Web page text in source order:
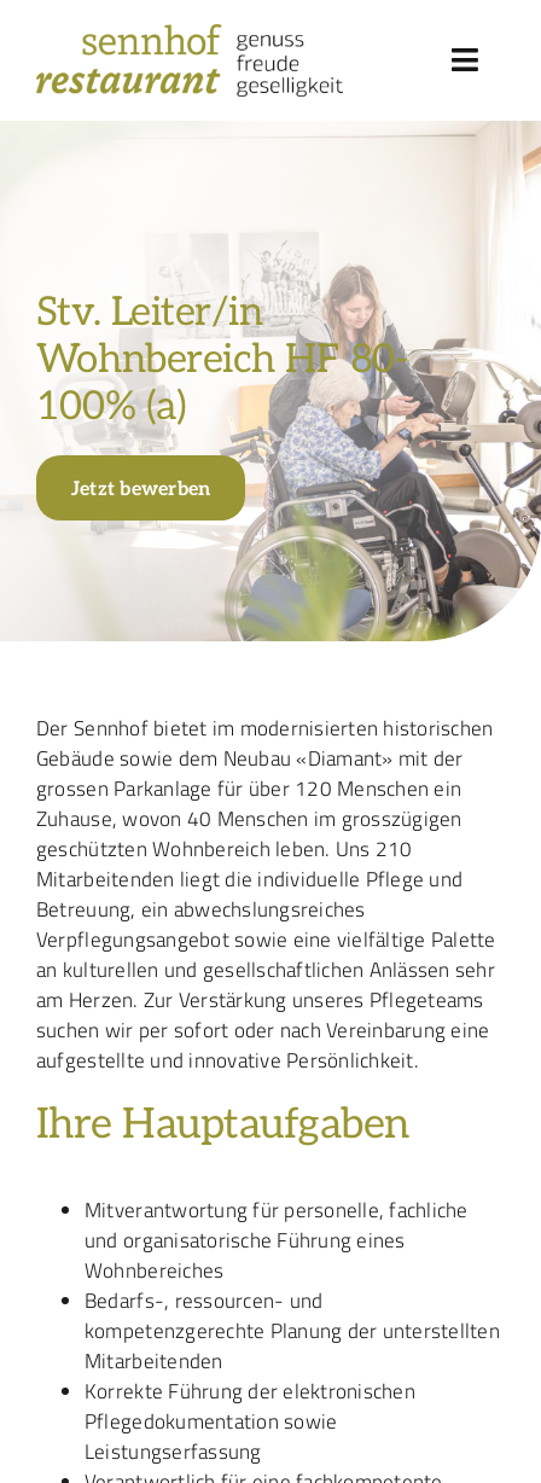
springen
Toggle
Team
Offene Stellen
Kontakt
pflege-sennhof.ch
Stv. Leiter/in
Wohnbereich HF 80-
100% (a)
Jetzt bewerben
Der Sennhof bietet im modernisierten historischen
Gebäude sowie dem Neubau «Diamant» mit der
grossen Parkanlage für über 120 Menschen ein
Zuhause, wovon 40 Menschen im grosszügigen
geschützten Wohnbereich leben. Uns 210
Mitarbeitenden liegt die individuelle Pflege und
Betreuung, ein abwechslungsreiches
Verpflegungsangebot sowie eine vielfältige Palette
an kulturellen und gesellschaftlichen Anlässen sehr
am Herzen. Zur Verstärkung unseres Pflegeteams
suchen wir per sofort oder nach Vereinbarung eine
aufgestellte und innovative Persönlichkeit.
Ihre Hauptaufgaben
Mitverantwortung für personelle, fachliche
und organisatorische Führung eines
Wohnbereiches
Bedarfs-, ressourcen- und
kompetenzgerechte Planung der unterstellten
Mitarbeitenden
Korrekte Führung der elektronischen
Pflegedokumentation sowie
Leistungserfassung